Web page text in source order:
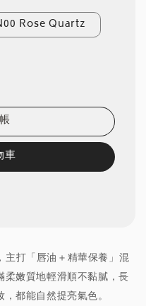
Rose Quartz
車
打「唇油＋精華保養」混
嫩質地輕滑順不黏膩，長
都能自然提亮氣色。